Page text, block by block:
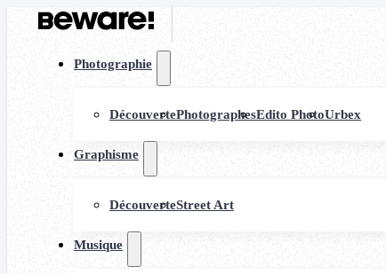
Photographie
DécouvertePhotographesEdito PhotoUrbex
Graphisme
DécouverteStreet Art
Musique